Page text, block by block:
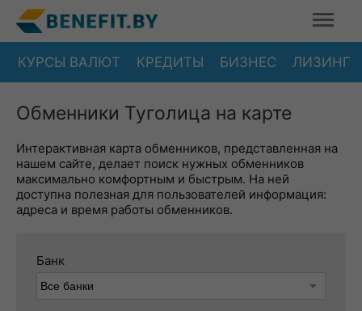
КУРСЫ ВАЛЮТ КРЕДИТЫ БИЗНЕС ЛИЗИНГ
Обменники Туголица на карте
Интерактивная карта обменников, представленная на
нашем сайте, делает поиск нужных обменников
максимально комфортным и быстрым. На ней
доступна полезная для пользователей информация:
адреса и время работы обменников.
Банк